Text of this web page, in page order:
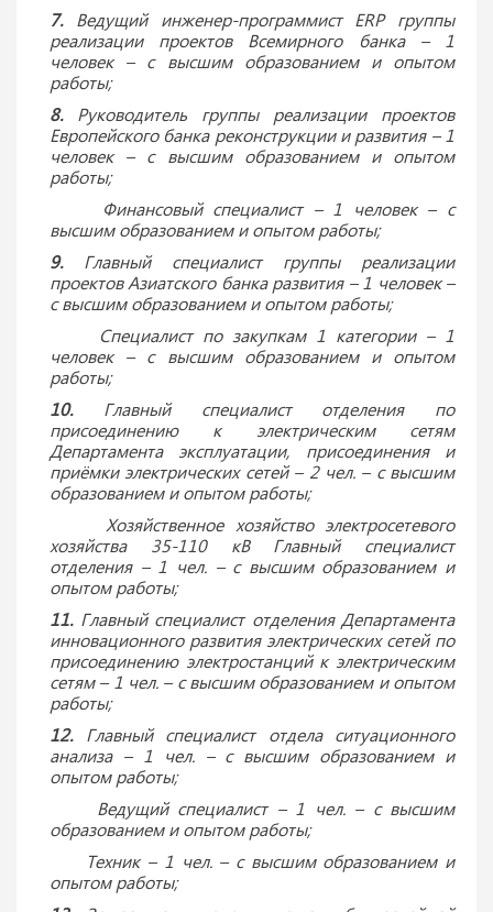
7. Ведущий инженер-программист ERP группы
реализации проектов Всемирного банка – 1
человек – с высшим образованием и опытом
работы;
8. Руководитель группы реализации проектов
Европейского банка реконструкции и развития – 1
человек – с высшим образованием и опытом
работы;
Финансовый специалист – 1 человек – с
высшим образованием и опытом работы;
9. Главный специалист группы реализации
проектов Азиатского банка развития – 1 человек –
с высшим образованием и опытом работы;
Специалист по закупкам 1 категории – 1
человек – с высшим образованием и опытом
работы;
10.Главный специалист отделения по
присоединению к электрическим сетям
Департамента эксплуатации, присоединения и
приёмки электрических сетей – 2 чел. – с высшим
образованием и опытом работы;
Хозяйственное хозяйство электросетевого
хозяйства 35-110 кВ Главный специалист
отделения – 1 чел. – с высшим образованием и
опытом работы;
11. Главный специалист отделения Департамента
инновационного развития электрических сетей по
присоединению электростанций к электрическим
сетям – 1 чел. – с высшим образованием и опытом
работы;
12.Главный специалист отдела ситуационного
анализа – 1 чел. – с высшим образованием и
опытом работы;
Ведущий специалист – 1 чел. – с высшим
образованием и опытом работы;
Техник – 1 чел. – с высшим образованием и
опытом работы;